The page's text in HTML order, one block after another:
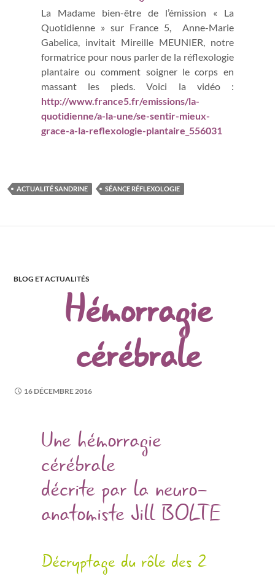
La Madame bien-être de l’émission « La
Quotidienne » sur France 5, Anne-Marie
Gabelica, invitait Mireille MEUNIER, notre
formatrice pour nous parler de la réflexologie
plantaire ou comment soigner le corps en
massant les pieds. Voici la vidéo :
http://www.france5.fr/emissions/la-
quotidienne/a-la-une/se-sentir-mieux-
grace-a-la-reflexologie-plantaire_556031
ACTUALITÉ SANDRINE SÉANCE RÉFLEXOLOGIE
BLOG ET ACTUALITÉS
Hémorragie
cérébrale
16 DÉCEMBRE 2016
Une hémorragie
cérébrale
décrite par la neuro-
anatomiste Jill BOLTE
Décryptage du rôle des 2